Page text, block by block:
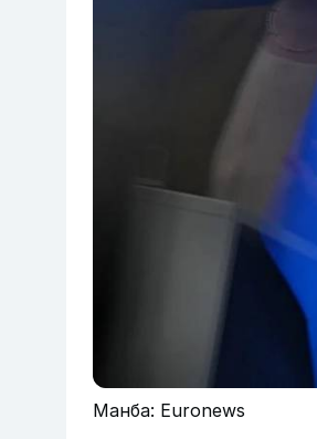
Манба: Euronews